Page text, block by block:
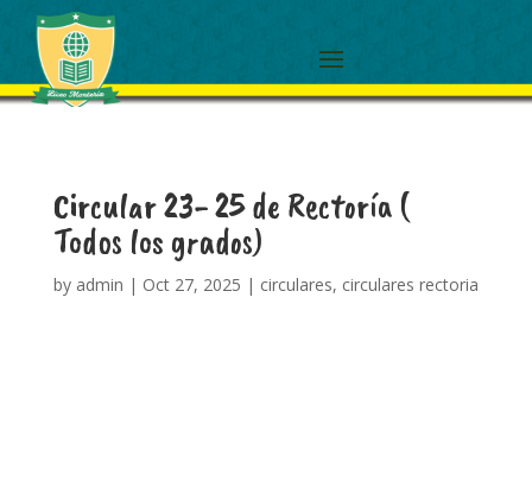
Circular 23- 25 de Rectoría (
Todos los grados)
by admin | Oct 27, 2025 | circulares, circulares rectoria